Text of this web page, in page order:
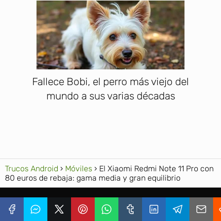
Fallece Bobi, el perro más viejo del
mundo a sus varias décadas
Trucos Android Móviles
El Xiaomi Redmi Note 11 Pro con
80 euros de rebaja: gama media y gran equilibrio